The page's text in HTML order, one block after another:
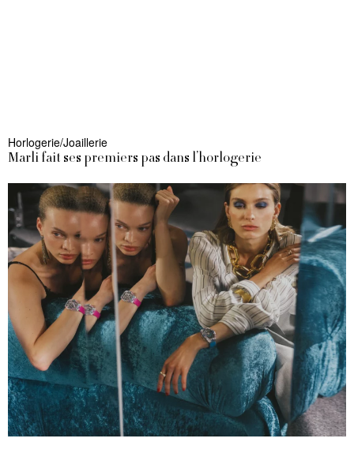
Horlogerie/Joaillerie
Marli fait ses premiers pas dans l’horlogerie